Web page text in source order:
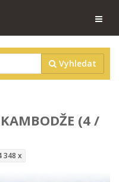
Vyhledat
(4 /
348 x